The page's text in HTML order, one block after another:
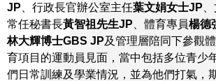
JP 、行政長官辦公室主任葉文娟女士JP
常任秘書長黃智祖先生JP 、體育專員楊德
林大輝博士GBS JP及管理層陪同下參觀
育項目的運動員見面，當中包括多位青少
們日常訓練及學業情況，並為他們打氣，